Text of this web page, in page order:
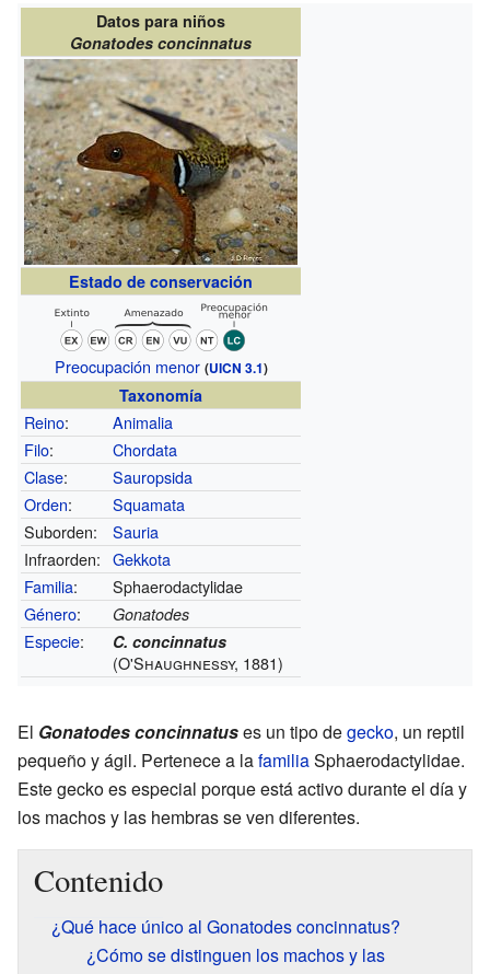
Datos para niños
Gonatodes concinnatus
Estado de conservación
Preocupación menor (UICN 3.1)
Taxonomía
Reino:
Animalia
Filo:
Chordata
Clase:
Sauropsida
Orden:
Squamata
Suborden:
Sauria
Infraorden: Gekkota
Familia:
Sphaerodactylidae
Género: Gonatodes
Especie: C. concinnatus
(O'Shaughnessy, 1881)
El Gonatodes concinnatuses un tipo degecko, un reptil
pequeño y ágil. Pertenece a lafamiliaSphaerodactylidae.
Este gecko es especial porque está activo durante el día y
los machos y las hembras se ven diferentes.
Contenido
¿Qué hace único al Gonatodes concinnatus?
¿Cómo se distinguen los machos y las